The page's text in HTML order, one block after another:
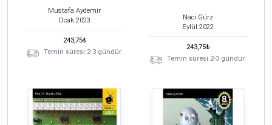
Mustafa Aydemir
Ocak 2023
243,75₺
Temin süresi 2-3 gündür.
Naci Gürz
Eylül 2022
243,75₺
Temin süresi 2-3 gündür.